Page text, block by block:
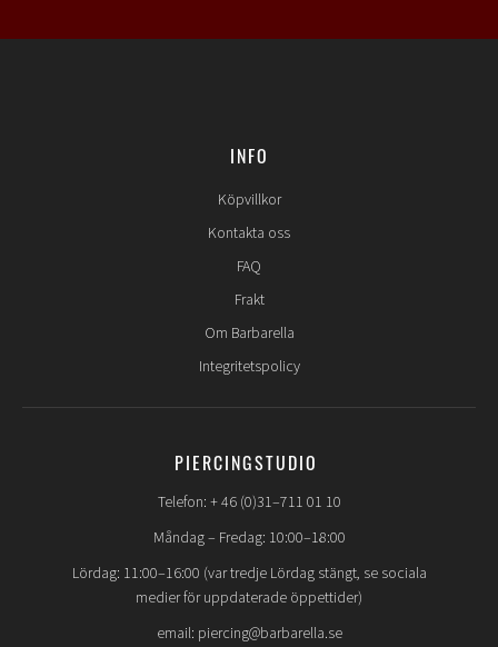
INFO
Köpvillkor
Kontakta oss
FAQ
Frakt
Om Barbarella
Integritetspolicy
PIERCINGSTUDIO
Telefon: + 46 (0)31–711 01 10
Måndag – Fredag: 10:00–18:00
Lördag: 11:00–16:00 (var tredje Lördag stängt, se sociala
medier för uppdaterade öppettider)
email: piercing@barbarella.se